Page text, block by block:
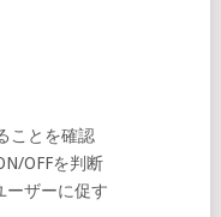
ことを確認
OFFを判断
ーザーに促す